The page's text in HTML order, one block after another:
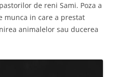
de reni Sami. Poza a
munca in care a prestat
animalelor sau ducerea